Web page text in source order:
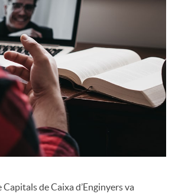
Capitals de Caixa d’Enginyers va